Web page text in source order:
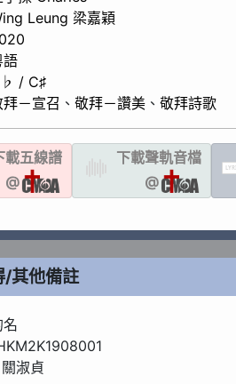
Leung 梁嘉穎
語
/ C♯
拜－宣召 、 敬拜－讚美 、 敬拜詩歌
載五線譜
@
下載聲軌音檔
@
/其他備註
淑貞